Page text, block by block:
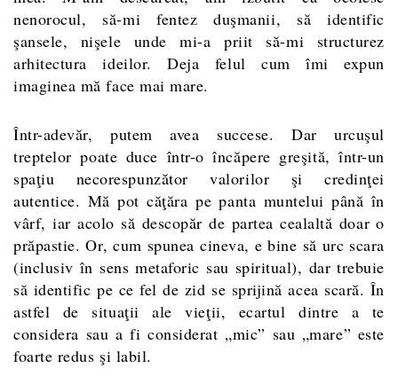
nenorocul, să-mi fentez duşmanii, să identific
şansele, nişele unde mi-a priit să-mi structurez
arhitectura ideilor. Deja felul cum îmi expun
imaginea mă face mai mare.
Într-adevăr, putem avea succese. Dar urcuşul
treptelor poate duce într-o încăpere greşită, într-un
spaţiu necorespunzător valorilor şi credinţei
autentice. Mă pot căţăra pe panta muntelui până în
vârf, iar acolo să descopăr de partea cealaltă doar o
prăpastie. Or, cum spunea cineva, e bine să urc scara
(inclusiv în sens metaforic sau spiritual), dar trebuie
să identific pe ce fel de zid se sprijină acea scară. În
astfel de situaţii ale vieţii, ecartul dintre a te
considera sau a fi considerat „mic” sau „mare” este
foarte redus şi labil.